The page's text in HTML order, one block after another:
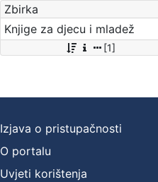
Zbirka
Knjige za djecu i mladež
[1]
Izjava o pristupačnosti
O portalu
Uvjeti korištenja